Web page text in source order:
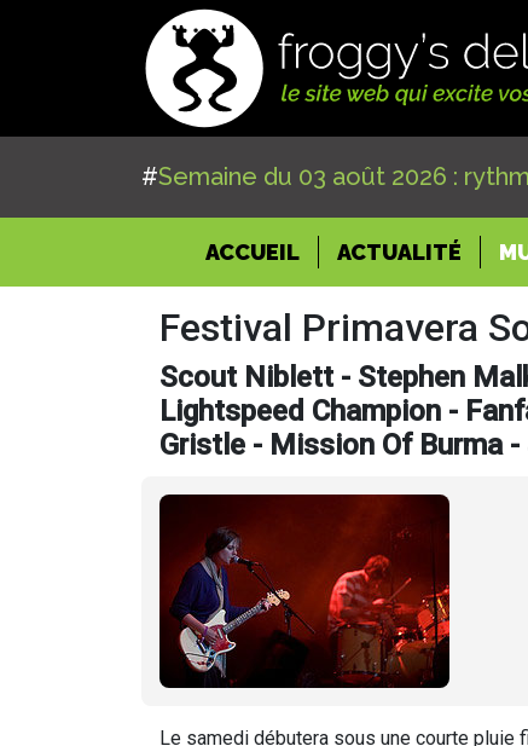
#Semaine du 03 août 2026 :
ACCUEIL(CURRENT)
ACTUALITÉ
Festival Primavera
Scout Niblett - Stephen
Lightspeed Champion -
Gristle - Mission Of Burma -
Le samedi débutera sous une courte pluie